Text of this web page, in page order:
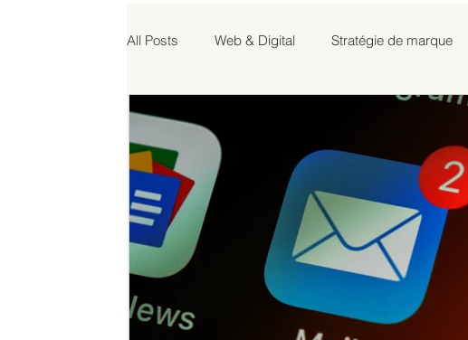
All Posts Web & Digital Stratégie de marque